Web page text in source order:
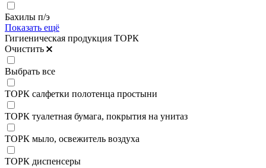
Бахилы п/э
Показать ещё
Гигиеническая продукция ТОРК
Очистить
Выбрать все
ТОРК салфетки полотенца простыни
ТОРК туалетная бумага, покрытия на унитаз
ТОРК мыло, освежитель воздуха
ТОРК диспенсеры